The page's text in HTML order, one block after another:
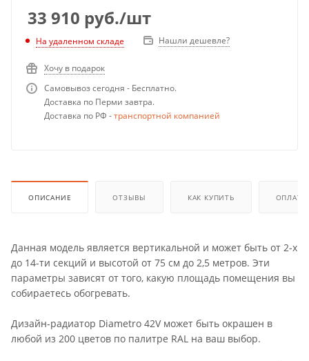
33 910 руб./шт
На удаленном складе Нашли дешевле?
Хочу в подарок
Самовывоз сегодня - Бесплатно.
Доставка по Перми завтра.
Доставка по РФ -транспортной компанией
ОПИСАНИЕ ОТЗЫВЫ КАК КУПИТЬ ОПЛАТА
Данная модель является вертикальной и может быть от 2-х
до 14-ти секций и высотой от 75 см до 2,5 метров. Эти
параметры зависят от того, какую площадь помещения вы
собираетесь обогревать.
Дизайн-радиатор Diametro 42V может быть окрашен в
любой из 200 цветов по палитре RAL на ваш выбор.